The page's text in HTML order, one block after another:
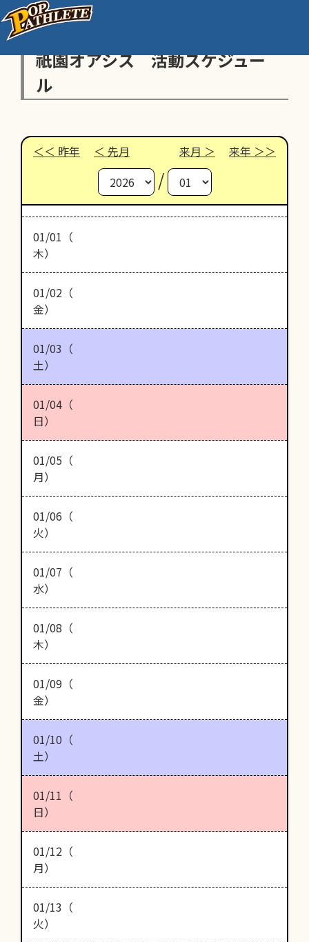
祇園オアシス 活動スケジュー
ル
昨年 先月 来月 来年
/
01/01（
木）
01/02（
金）
01/03（
土）
01/04（
日）
01/05（
月）
01/06（
火）
01/07（
水）
01/08（
木）
01/09（
金）
01/10（
土）
01/11（
日）
01/12（
月）
01/13（
火）